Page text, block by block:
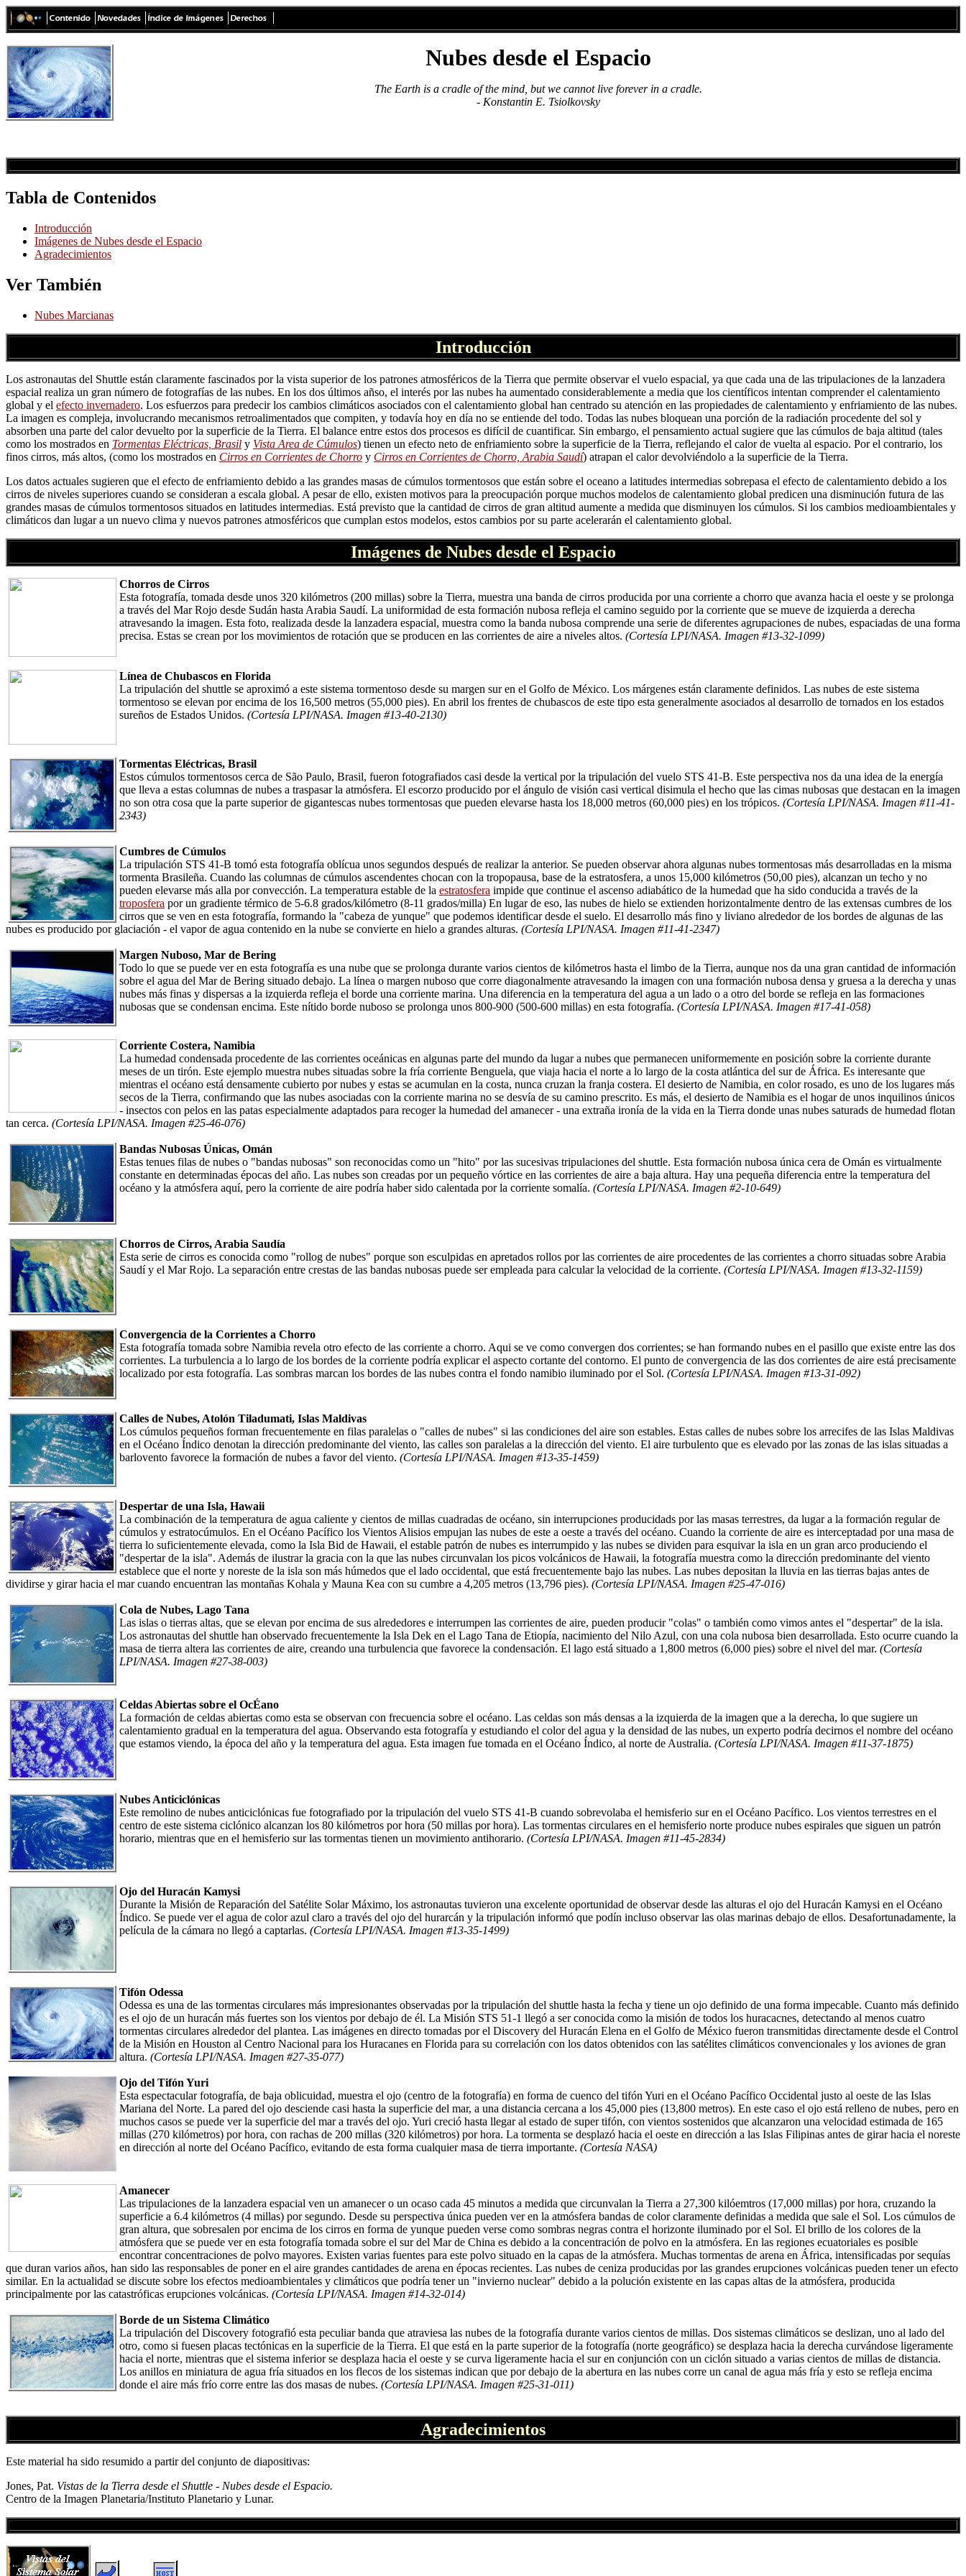
Nubes desde el Espacio
The Earth is a cradle of the mind, but we cannot live forever in a cradle.
- Konstantin E. Tsiolkovsky
Tabla de Contenidos
Introducción
Imágenes de Nubes desde el Espacio
Agradecimientos
Ver También
Nubes Marcianas
Introducción
Los astronautas del Shuttle están claramente fascinados por la vista superior de los patrones atmosféricos de la Tierra que permite observar el vuelo espacial, ya que cada una de las tripulaciones de la lanzadera
espacial realiza un gran número de fotografías de las nubes. En los dos últimos añso, el interés por las nubes ha aumentado considerablemente a media que los científicos intentan comprender el calentamiento
global y el efecto invernadero. Los esfuerzos para predecir los cambios climáticos asociados con el calentamiento global han centrado su atención en las propiedades de calentamiento y enfriamiento de las nubes.
La imagen es compleja, involucrando mecanismos retroalimentados que compiten, y todavía hoy en día no se entiende del todo. Todas las nubes bloquean una porción de la radiación procedente del sol y
absorben una parte del calor devuelto por la superficie de la Tierra. El balance entre estos dos procesos es difícil de cuantificar. Sin embargo, el pensamiento actual sugiere que las cúmulos de baja altitud (tales
como los mostrados en Tormentas Eléctricas, Brasil y Vista Area de Cúmulos) tienen un efecto neto de enfriamiento sobre la superficie de la Tierra, reflejando el calor de vuelta al espacio. Por el contrario, los
finos cirros, más altos, (como los mostrados en Cirros en Corrientes de Chorro y Cirros en Corrientes de Chorro, Arabia Saudí) atrapan el calor devolviéndolo a la superficie de la Tierra.
Los datos actuales sugieren que el efecto de enfriamiento debido a las grandes masas de cúmulos tormentosos que están sobre el oceano a latitudes intermedias sobrepasa el efecto de calentamiento debido a los
cirros de niveles superiores cuando se consideran a escala global. A pesar de ello, existen motivos para la preocupación porque muchos modelos de calentamiento global predicen una disminución futura de las
grandes masas de cúmulos tormentosos situados en latitudes intermedias. Está previsto que la cantidad de cirros de gran altitud aumente a medida que disminuyen los cúmulos. Si los cambios medioambientales y
climáticos dan lugar a un nuevo clima y nuevos patrones atmosféricos que cumplan estos modelos, estos cambios por su parte acelerarán el calentamiento global.
Imágenes de Nubes desde el Espacio
Chorros de Cirros
Esta fotografía, tomada desde unos 320 kilómetros (200 millas) sobre la Tierra, muestra una banda de cirros producida por una corriente a chorro que avanza hacia el oeste y se prolonga
a través del Mar Rojo desde Sudán hasta Arabia Saudí. La uniformidad de esta formación nubosa refleja el camino seguido por la corriente que se mueve de izquierda a derecha
atravesando la imagen. Esta foto, realizada desde la lanzadera espacial, muestra como la banda nubosa comprende una serie de diferentes agrupaciones de nubes, espaciadas de una forma
precisa. Estas se crean por los movimientos de rotación que se producen en las corrientes de aire a niveles altos. (Cortesía LPI/NASA. Imagen #13-32-1099)
Línea de Chubascos en Florida
La tripulación del shuttle se aproximó a este sistema tormentoso desde su margen sur en el Golfo de México. Los márgenes están claramente definidos. Las nubes de este sistema
tormentoso se elevan por encima de los 16,500 metros (55,000 pies). En abril los frentes de chubascos de este tipo esta generalmente asociados al desarrollo de tornados en los estados
sureños de Estados Unidos. (Cortesía LPI/NASA. Imagen #13-40-2130)
Tormentas Eléctricas, Brasil
Estos cúmulos tormentosos cerca de São Paulo, Brasil, fueron fotografiados casi desde la vertical por la tripulación del vuelo STS 41-B. Este perspectiva nos da una idea de la energía
que lleva a estas columnas de nubes a traspasar la atmósfera. El escorzo producido por el ángulo de visión casi vertical disimula el hecho que las cimas nubosas que destacan en la imagen
no son otra cosa que la parte superior de gigantescas nubes tormentosas que pueden elevarse hasta los 18,000 metros (60,000 pies) en los trópicos. (Cortesía LPI/NASA. Imagen #11-41-
2343)
Cumbres de Cúmulos
La tripulación STS 41-B tomó esta fotografía oblícua unos segundos después de realizar la anterior. Se pueden observar ahora algunas nubes tormentosas más desarrolladas en la misma
tormenta Brasileña. Cuando las columnas de cúmulos ascendentes chocan con la tropopausa, base de la estratosfera, a unos 15,000 kilómetros (50,00 pies), alcanzan un techo y no
pueden elevarse más alla por convección. La temperatura estable de la estratosfera impide que continue el ascenso adiabático de la humedad que ha sido conducida a través de la
troposfera por un gradiente térmico de 5-6.8 grados/kilómetro (8-11 grados/milla) En lugar de eso, las nubes de hielo se extienden horizontalmente dentro de las extensas cumbres de los
cirros que se ven en esta fotografía, formando la "cabeza de yunque" que podemos identificar desde el suelo. El desarrollo más fino y liviano alrededor de los bordes de algunas de las
nubes es producido por glaciación - el vapor de agua contenido en la nube se convierte en hielo a grandes alturas. (Cortesía LPI/NASA. Imagen #11-41-2347)
Margen Nuboso, Mar de Bering
Todo lo que se puede ver en esta fotografía es una nube que se prolonga durante varios cientos de kilómetros hasta el limbo de la Tierra, aunque nos da una gran cantidad de información
sobre el agua del Mar de Bering situado debajo. La línea o margen nuboso que corre diagonalmente atravesando la imagen con una formación nubosa densa y gruesa a la derecha y unas
nubes más finas y dispersas a la izquierda refleja el borde una corriente marina. Una diferencia en la temperatura del agua a un lado o a otro del borde se refleja en las formaciones
nubosas que se condensan encima. Este nítido borde nuboso se prolonga unos 800-900 (500-600 millas) en esta fotografía. (Cortesía LPI/NASA. Imagen #17-41-058)
Corriente Costera, Namibia
La humedad condensada procedente de las corrientes oceánicas en algunas parte del mundo da lugar a nubes que permanecen uniformemente en posición sobre la corriente durante
meses de un tirón. Este ejemplo muestra nubes situadas sobre la fría corriente Benguela, que viaja hacia el norte a lo largo de la costa atlántica del sur de África. Es interesante que
mientras el océano está densamente cubierto por nubes y estas se acumulan en la costa, nunca cruzan la franja costera. El desierto de Namibia, en color rosado, es uno de los lugares más
secos de la Tierra, confirmando que las nubes asociadas con la corriente marina no se desvía de su camino prescrito. Es más, el desierto de Namibia es el hogar de unos inquilinos únicos
- insectos con pelos en las patas especialmente adaptados para recoger la humedad del amanecer - una extraña ironía de la vida en la Tierra donde unas nubes saturads de humedad flotan
tan cerca. (Cortesía LPI/NASA. Imagen #25-46-076)
Bandas Nubosas Únicas, Omán
Estas tenues filas de nubes o "bandas nubosas" son reconocidas como un "hito" por las sucesivas tripulaciones del shuttle. Esta formación nubosa única cera de Omán es virtualmente
constante en determinadas épocas del año. Las nubes son creadas por un pequeño vórtice en las corrientes de aire a baja altura. Hay una pequeña diferencia entre la temperatura del
océano y la atmósfera aquí, pero la corriente de aire podría haber sido calentada por la corriente somalía. (Cortesía LPI/NASA. Imagen #2-10-649)
Chorros de Cirros, Arabia Saudía
Esta serie de cirros es conocida como "rollog de nubes" porque son esculpidas en apretados rollos por las corrientes de aire procedentes de las corrientes a chorro situadas sobre Arabia
Saudí y el Mar Rojo. La separación entre crestas de las bandas nubosas puede ser empleada para calcular la velocidad de la corriente. (Cortesía LPI/NASA. Imagen #13-32-1159)
Convergencia de la Corrientes a Chorro
Esta fotografía tomada sobre Namibia revela otro efecto de las corriente a chorro. Aqui se ve como convergen dos corrientes; se han formando nubes en el pasillo que existe entre las dos
corrientes. La turbulencia a lo largo de los bordes de la corriente podría explicar el aspecto cortante del contorno. El punto de convergencia de las dos corrientes de aire está precisamente
localizado por esta fotografía. Las sombras marcan los bordes de las nubes contra el fondo namibio iluminado por el Sol. (Cortesía LPI/NASA. Imagen #13-31-092)
Calles de Nubes, Atolón Tiladumati, Islas Maldivas
Los cúmulos pequeños forman frecuentemente en filas paralelas o "calles de nubes" si las condiciones del aire son estables. Estas calles de nubes sobre los arrecifes de las Islas Maldivas
en el Océano Índico denotan la dirección predominante del viento, las calles son paralelas a la dirección del viento. El aire turbulento que es elevado por las zonas de las islas situadas a
barlovento favorece la formación de nubes a favor del viento. (Cortesía LPI/NASA. Imagen #13-35-1459)
Despertar de una Isla, Hawaii
La combinación de la temperatura de agua caliente y cientos de millas cuadradas de océano, sin interrupciones producidads por las masas terrestres, da lugar a la formación regular de
cúmulos y estratocúmulos. En el Océano Pacífico los Vientos Alisios empujan las nubes de este a oeste a través del océano. Cuando la corriente de aire es interceptadad por una masa de
tierra lo suficientemente elevada, como la Isla Bid de Hawaii, el estable patrón de nubes es interrumpido y las nubes se dividen para esquivar la isla en un gran arco produciendo el
"despertar de la isla". Además de ilustrar la gracia con la que las nubes circunvalan los picos volcánicos de Hawaii, la fotografía muestra como la dirección predominante del viento
establece que el norte y noreste de la isla son más húmedos que el lado occidental, que está frecuentemente bajo las nubes. Las nubes depositan la lluvia en las tierras bajas antes de
dividirse y girar hacia el mar cuando encuentran las montañas Kohala y Mauna Kea con su cumbre a 4,205 metros (13,796 pies). (Cortesía LPI/NASA. Imagen #25-47-016)
Cola de Nubes, Lago Tana
Las islas o tierras altas, que se elevan por encima de sus alrededores e interrumpen las corrientes de aire, pueden producir "colas" o también como vimos antes el "despertar" de la isla.
Los astronautas del shuttle han observado frecuentemente la Isla Dek en el Lago Tana de Etiopía, nacimiento del Nilo Azul, con una cola nubosa bien desarrollada. Esto ocurre cuando la
masa de tierra altera las corrientes de aire, creando una turbulencia que favorece la condensación. El lago está situado a 1,800 metros (6,000 pies) sobre el nivel del mar. (Cortesía
LPI/NASA. Imagen #27-38-003)
Celdas Abiertas sobre el OcÉano
La formación de celdas abiertas como esta se observan con frecuencia sobre el océano. Las celdas son más densas a la izquierda de la imagen que a la derecha, lo que sugiere un
calentamiento gradual en la temperatura del agua. Observando esta fotografía y estudiando el color del agua y la densidad de las nubes, un experto podría decirnos el nombre del océano
que estamos viendo, la época del año y la temperatura del agua. Esta imagen fue tomada en el Océano Índico, al norte de Australia. (Cortesía LPI/NASA. Imagen #11-37-1875)
Nubes Anticiclónicas
Este remolino de nubes anticiclónicas fue fotografiado por la tripulación del vuelo STS 41-B cuando sobrevolaba el hemisferio sur en el Océano Pacífico. Los vientos terrestres en el
centro de este sistema ciclónico alcanzan los 80 kilómetros por hora (50 millas por hora). Las tormentas circulares en el hemisferio norte produce nubes espirales que siguen un patrón
horario, mientras que en el hemisferio sur las tormentas tienen un movimiento antihorario. (Cortesía LPI/NASA. Imagen #11-45-2834)
Ojo del Huracán Kamysi
Durante la Misión de Reparación del Satélite Solar Máximo, los astronautas tuvieron una excelente oportunidad de observar desde las alturas el ojo del Huracán Kamysi en el Océano
Índico. Se puede ver el agua de color azul claro a través del ojo del hurarcán y la tripulación informó que podín incluso observar las olas marinas debajo de ellos. Desafortunadamente, la
película de la cámara no llegó a captarlas. (Cortesía LPI/NASA. Imagen #13-35-1499)
Tifón Odessa
Odessa es una de las tormentas circulares más impresionantes observadas por la tripulación del shuttle hasta la fecha y tiene un ojo definido de una forma impecable. Cuanto más definido
es el ojo de un huracán más fuertes son los vientos por debajo de él. La Misión STS 51-1 llegó a ser conocida como la misión de todos los huracacnes, detectando al menos cuatro
tormentas circulares alrededor del plantea. Las imágenes en directo tomadas por el Discovery del Huracán Elena en el Golfo de México fueron transmitidas directamente desde el Control
de la Misión en Houston al Centro Nacional para los Huracanes en Florida para su correlación con los datos obtenidos con las satélites climáticos convencionales y los aviones de gran
altura. (Cortesía LPI/NASA. Imagen #27-35-077)
Ojo del Tifón Yuri
Esta espectacular fotografía, de baja oblicuidad, muestra el ojo (centro de la fotografía) en forma de cuenco del tifón Yuri en el Océano Pacífico Occidental justo al oeste de las Islas
Mariana del Norte. La pared del ojo desciende casi hasta la superficie del mar, a una distancia cercana a los 45,000 pies (13,800 metros). En este caso el ojo está relleno de nubes, pero en
muchos casos se puede ver la superficie del mar a través del ojo. Yuri creció hasta llegar al estado de super tifón, con vientos sostenidos que alcanzaron una velocidad estimada de 165
millas (270 kilómetros) por hora, con rachas de 200 millas (320 kilómetros) por hora. La tormenta se desplazó hacia el oeste en dirección a las Islas Filipinas antes de girar hacia el noreste
en dirección al norte del Océano Pacífico, evitando de esta forma cualquier masa de tierra importante. (Cortesía NASA)
Amanecer
Las tripulaciones de la lanzadera espacial ven un amanecer o un ocaso cada 45 minutos a medida que circunvalan la Tierra a 27,300 kilóemtros (17,000 millas) por hora, cruzando la
superficie a 6.4 kilómetros (4 millas) por segundo. Desde su perspectiva única pueden ver en la atmósfera bandas de color claramente definidas a medida que sale el Sol. Los cúmulos de
gran altura, que sobresalen por encima de los cirros en forma de yunque pueden verse como sombras negras contra el horizonte iluminado por el Sol. El brillo de los colores de la
atmósfera que se puede ver en esta fotografía tomada sobre el sur del Mar de China es debido a la concentración de polvo en la atmósfera. En las regiones ecuatoriales es posible
encontrar concentraciones de polvo mayores. Existen varias fuentes para este polvo situado en la capas de la atmósfera. Muchas tormentas de arena en África, intensificadas por sequías
que duran varios años, han sido las responsables de poner en el aire grandes cantidades de arena en épocas recientes. Las nubes de ceniza producidas por las grandes erupciones volcánicas pueden tener un efecto
similar. En la actualidad se discute sobre los efectos medioambientales y climáticos que podría tener un "invierno nuclear" debido a la polución existente en las capas altas de la atmósfera, producida
principalmente por las catastróficas erupciones volcánicas. (Cortesía LPI/NASA. Imagen #14-32-014)
Borde de un Sistema Climático
La tripulación del Discovery fotografió esta peculiar banda que atraviesa las nubes de la fotografía durante varios cientos de millas. Dos sistemas climáticos se deslizan, uno al lado del
otro, como si fuesen placas tectónicas en la superficie de la Tierra. El que está en la parte superior de la fotografía (norte geográfico) se desplaza hacia la derecha curvándose ligeramente
hacia el norte, mientras que el sistema inferior se desplaza hacia el oeste y se curva ligeramente hacia el sur en conjunción con un ciclón situado a varias cientos de millas de distancia.
Los anillos en miniatura de agua fría situados en los flecos de los sistemas indican que por debajo de la abertura en las nubes corre un canal de agua más fría y esto se refleja encima
donde el aire más frío corre entre las dos masas de nubes. (Cortesía LPI/NASA. Imagen #25-31-011)
Agradecimientos
Este material ha sido resumido a partir del conjunto de diapositivas:
Jones, Pat. Vistas de la Tierra desde el Shuttle - Nubes desde el Espacio.
Centro de la Imagen Planetaria/Instituto Planetario y Lunar.